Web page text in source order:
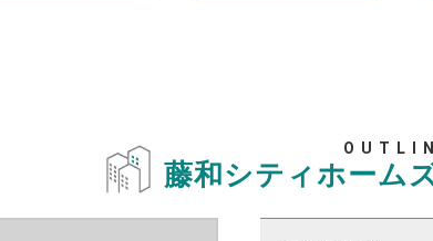
藤和シティホーム